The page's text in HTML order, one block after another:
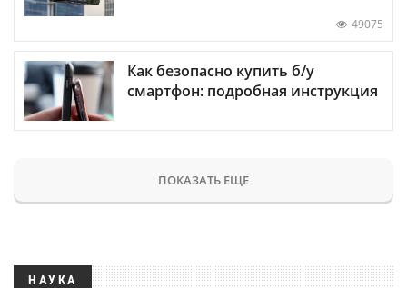
49075
Как безопасно купить б/у
смартфон: подробная инструкция
ПОКАЗАТЬ ЕЩЕ
НАУКА